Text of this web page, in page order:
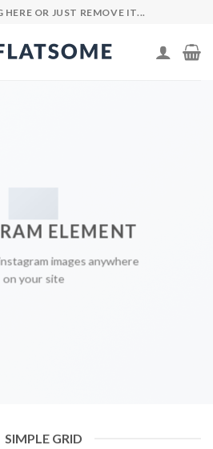
OR JUST REMOVE IT...
ELEMENT
images anywhere
on your site
SIMPLE GRID